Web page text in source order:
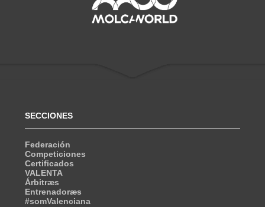
SECCIONES
Federación
Competiciones
Certificados
VALENTA
Árbitræs
Entrenadoræs
#somValenciana